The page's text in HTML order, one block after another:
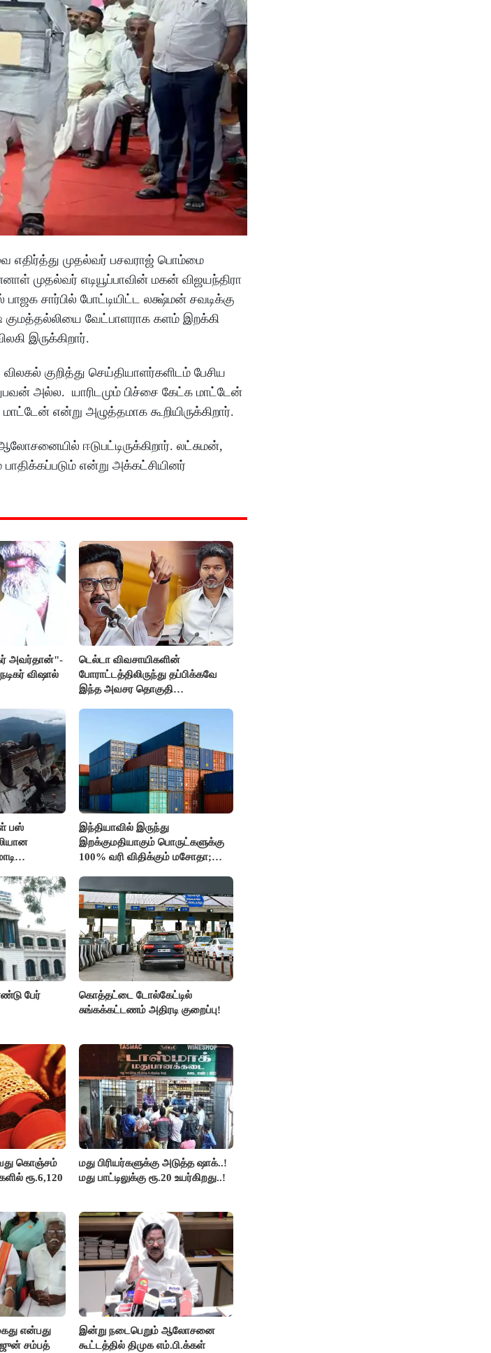
எதிர்த்து முதல்வர் பசவராஜ் பொம்மை
முதல்வர் எடியூப்பாவின் மகன் விஜயந்திரா
சார்பில் போட்டியிட்ட லக்ஷ்மன் சவடிக்கு
வேட்பாளராக களம் இறக்கி
இருக்கிறார்.
குறித்து செய்தியாளர்களிடம் பேசிய
அல்ல. யாரிடமும் பிச்சை கேட்க மாட்டேன்
என்று அழுத்தமாக கூறியிருக்கிறார்.
ஈடுபட்டிருக்கிறார். லட்சுமன்,
என்று அக்கட்சியினர்
அவர்தான்"-
விஷால்
டெல்டா விவசாயிகளின்
போராட்டத்திலிருந்து தப்பிக்கவே
இந்த அவசர தொகுதி
அரங்கேற்றுகிறார் முதலமைச்சர் -
பஸ்
இந்தியாவில் இருந்து
இறக்குமதியாகும் பொருட்களுக்கு
100% வரி விதிக்கும் மசோதா;
பேர்
கொத்தட்டை டோல்கேட்டில்
சுங்கக்கட்டணம் அதிரடி குறைப்பு!
கொஞ்சம்
ரூ.6,120
மது பிரியர்களுக்கு அடுத்த ஷாக்..!
மது பாட்டிலுக்கு ரூ.20 உயர்கிறது..!
என்பது
சம்பத்
இன்று நடைபெறும் ஆலோசனை
கூட்டத்தில் திமுக எம்.பி.க்கள்